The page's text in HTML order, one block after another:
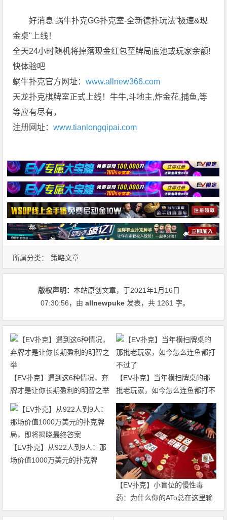
好消息 蜗牛扑克GG扑克室-全新德扑玩法“极速&现
金桌"上线！
全天24小时随机将掉落现金红包至牌局底池或玩家余额!
快体验吧
蜗牛扑克官方网址：www.allnew366.com
天龙扑克棋牌室正式上线！牛牛,斗地主,炸金花,捕鱼,等
等应有尽有，
注册网址：www.tianlongqipai.com
所属分类： 策略文章
版权声明：本站原创文章，于2021年1月16日
07:30:56，由allnewpuke 发表，共 1261 字。
【EV扑克】遇到这6种情况，弃
牌才是让你长期盈利的明智之举
【EV扑克】当年横扫牌桌的那
批老玩家，如今怎么连鱼都打不
过了
【EV扑克】从922人到9人：那
场价值1000万美元的扑克牌
【EV扑克】小盲位的慢性毒
药：为什么你的ATo总在这里输
钱？